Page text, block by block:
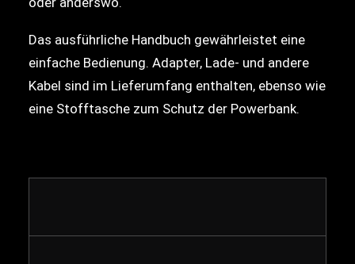
Das ausführliche Handbuch gewährleistet eine
einfache Bedienung. Adapter, Lade- und andere
Kabel sind im Lieferumfang enthalten, ebenso wie
eine Stofftasche zum Schutz der Powerbank.